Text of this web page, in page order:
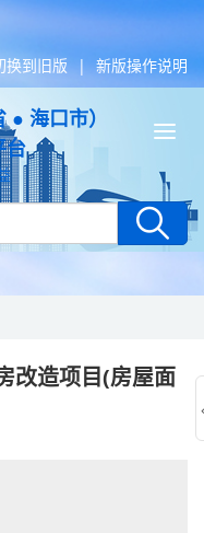
换到旧版 | 新版操作说明
海口市）
台
改造项目(房屋面